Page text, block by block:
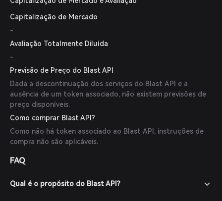
Capitalização de Mercado
-
Avaliação Totalmente Diluída
-
Previsão de Preço do Blast API
Dada a descontinuação dos serviços do Blast API e a
ausência de um token associado, não existem previsões de
preço disponíveis.
Como comprar Blast API?
Como não há token associado ao Blast API, instruções de
compra não são aplicáveis.
FAQ
Qual é o propósito do Blast API?